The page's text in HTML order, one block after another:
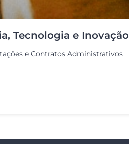
Tecnologia e Inovação
e Contratos Administrativos